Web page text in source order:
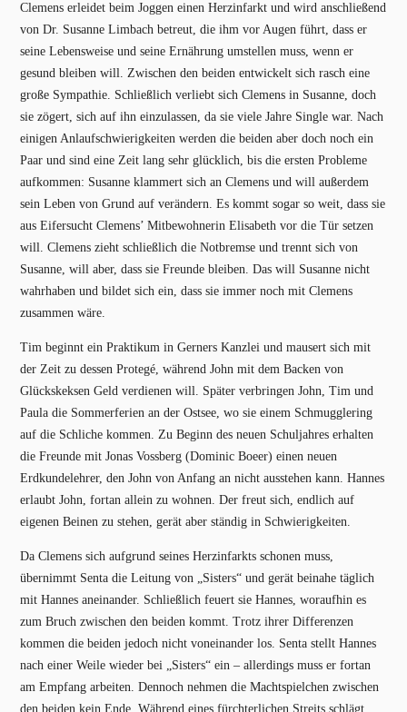
Clemens erleidet beim Joggen einen Herzinfarkt und wird anschließend
von Dr. Susanne Limbach betreut, die ihm vor Augen führt, dass er
seine Lebensweise und seine Ernährung umstellen muss, wenn er
gesund bleiben will. Zwischen den beiden entwickelt sich rasch eine
große Sympathie. Schließlich verliebt sich Clemens in Susanne, doch
sie zögert, sich auf ihn einzulassen, da sie viele Jahre Single war. Nach
einigen Anlaufschwierigkeiten werden die beiden aber doch noch ein
Paar und sind eine Zeit lang sehr glücklich, bis die ersten Probleme
aufkommen: Susanne klammert sich an Clemens und will außerdem
sein Leben von Grund auf verändern. Es kommt sogar so weit, dass sie
aus Eifersucht Clemens’ Mitbewohnerin Elisabeth vor die Tür setzen
will. Clemens zieht schließlich die Notbremse und trennt sich von
Susanne, will aber, dass sie Freunde bleiben. Das will Susanne nicht
wahrhaben und bildet sich ein, dass sie immer noch mit Clemens
zusammen wäre.
Tim beginnt ein Praktikum in Gerners Kanzlei und mausert sich mit
der Zeit zu dessen Protegé, während John mit dem Backen von
Glückskeksen Geld verdienen will. Später verbringen John, Tim und
Paula die Sommerferien an der Ostsee, wo sie einem Schmugglering
auf die Schliche kommen. Zu Beginn des neuen Schuljahres erhalten
die Freunde mit Jonas Vossberg (Dominic Boeer) einen neuen
Erdkundelehrer, den John von Anfang an nicht ausstehen kann. Hannes
erlaubt John, fortan allein zu wohnen. Der freut sich, endlich auf
eigenen Beinen zu stehen, gerät aber ständig in Schwierigkeiten.
Da Clemens sich aufgrund seines Herzinfarkts schonen muss,
übernimmt Senta die Leitung von „Sisters“ und gerät beinahe täglich
mit Hannes aneinander. Schließlich feuert sie Hannes, woraufhin es
zum Bruch zwischen den beiden kommt. Trotz ihrer Differenzen
kommen die beiden jedoch nicht voneinander los. Senta stellt Hannes
nach einer Weile wieder bei „Sisters“ ein – allerdings muss er fortan
am Empfang arbeiten. Dennoch nehmen die Machtspielchen zwischen
den beiden kein Ende. Während eines fürchterlichen Streits schlägt